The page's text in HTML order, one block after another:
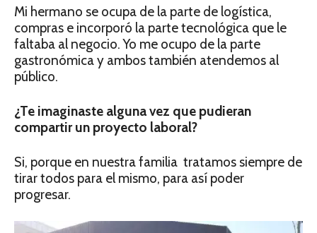
Mi hermano se ocupa de la parte de logística,
compras e incorporó la parte tecnológica que le
faltaba al negocio. Yo me ocupo de la parte
gastronómica y ambos también atendemos al
público.
¿Te imaginaste alguna vez que pudieran
compartir un proyecto laboral?
Si, porque en nuestra familia tratamos siempre de
tirar todos para el mismo, para así poder
progresar.